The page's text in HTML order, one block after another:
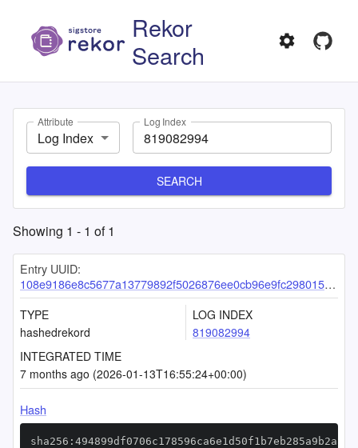
Rekor
Search
Attribute
Log Index
Log Index
SEARCH
Showing 1 - 1 of1
Entry UUID:
108e9186e8c5677a13779892f5026876ee0cb96e9fc298015acdde005b12124c20c028e00bab60c7
TYPE
hashedrekord
LOG INDEX
819082994
INTEGRATED TIME
7 months ago (2026-01-13T16:55:24+00:00)
Hash